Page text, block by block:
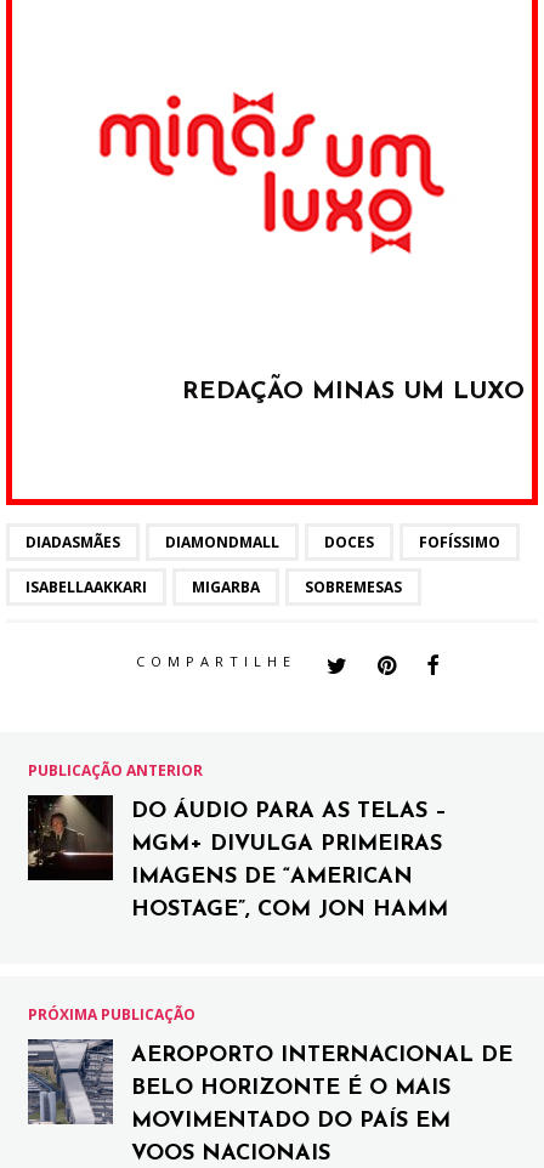
REDAÇÃO MINAS UM LUXO
DIADASMÃES DIAMONDMALL DOCES FOFÍSSIMO
ISABELLAAKKARI MIGARBA SOBREMESAS
COMPARTILHE
PUBLICAÇÃO ANTERIOR
DO ÁUDIO PARA AS TELAS –
MGM+ DIVULGA PRIMEIRAS
IMAGENS DE “AMERICAN
HOSTAGE”, COM JON HAMM
PRÓXIMA PUBLICAÇÃO
AEROPORTO INTERNACIONAL DE
BELO HORIZONTE É O MAIS
MOVIMENTADO DO PAÍS EM
VOOS NACIONAIS